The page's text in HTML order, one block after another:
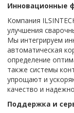
Инновационные
Компания
улучшения
Мы интегрируем
автоматическая
определение
также системы
упрощают и
качество и
Поддержка и